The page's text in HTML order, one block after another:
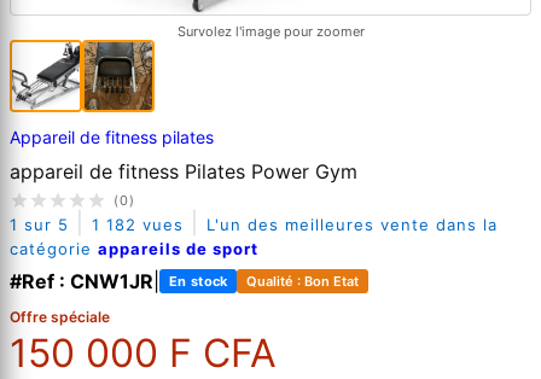
Survolez l'image pour zoomer
Appareil de fitness pilates
appareil de fitness Pilates Power Gym
(0)
1 sur 5 1 182 vues
L'un des meilleures vente dans la
catégorie appareils de sport
#Ref : CNW1JR En stock Qualité : Bon Etat
Offre spéciale
150 000 F CFA